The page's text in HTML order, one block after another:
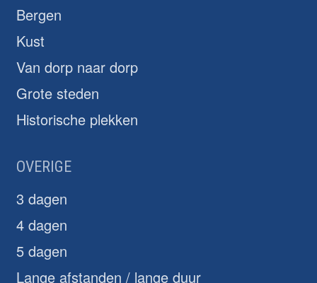
Bergen
Kust
Van dorp naar dorp
Grote steden
Historische plekken
OVERIGE
3 dagen
4 dagen
5 dagen
Lange afstanden / lange duur